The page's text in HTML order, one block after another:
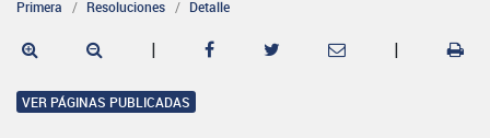
Primera Resoluciones Detalle
| |
VER PÁGINAS PUBLICADAS